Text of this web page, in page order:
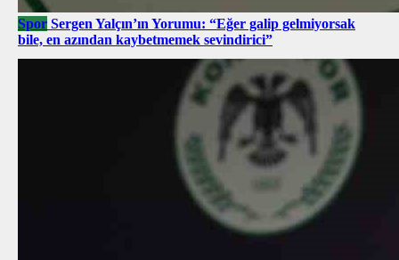
Spor Sergen Yalçın’ın Yorumu: “Eğer galip gelmiyorsak
bile, en azından kaybetmemek sevindirici”